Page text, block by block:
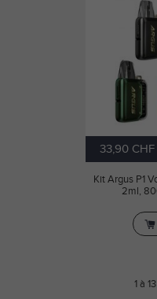
33,90 CHF
Kit Argus P1
2ml,
1 à